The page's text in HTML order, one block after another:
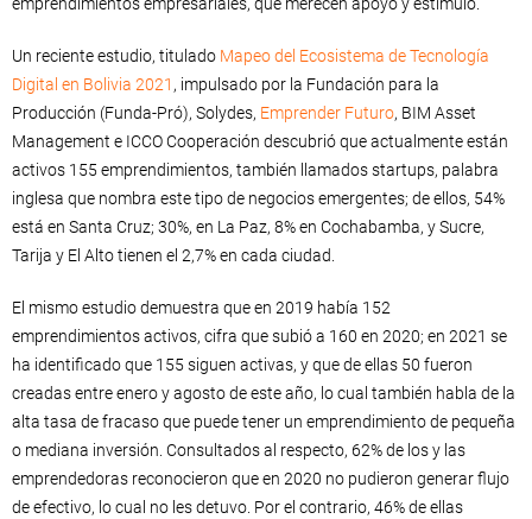
Un reciente estudio, titulado Mapeo del Ecosistema de Tecnología
Digital en Bolivia 2021 , impulsado por la Fundación para la
Producción (Funda-Pró), Solydes, Emprender Futuro, BIM Asset
Management e ICCO Cooperación descubrió que actualmente están
activos 155 emprendimientos, también llamados startups, palabra
inglesa que nombra este tipo de negocios emergentes; de ellos, 54%
está en Santa Cruz; 30%, en La Paz, 8% en Cochabamba, y Sucre,
Tarija y El Alto tienen el 2,7% en cada ciudad.
El mismo estudio demuestra que en 2019 había 152
emprendimientos activos, cifra que subió a 160 en 2020; en 2021 se
ha identificado que 155 siguen activas, y que de ellas 50 fueron
creadas entre enero y agosto de este año, lo cual también habla de la
alta tasa de fracaso que puede tener un emprendimiento de pequeña
o mediana inversión. Consultados al respecto, 62% de los y las
emprendedoras reconocieron que en 2020 no pudieron generar flujo
de efectivo, lo cual no les detuvo. Por el contrario, 46% de ellas